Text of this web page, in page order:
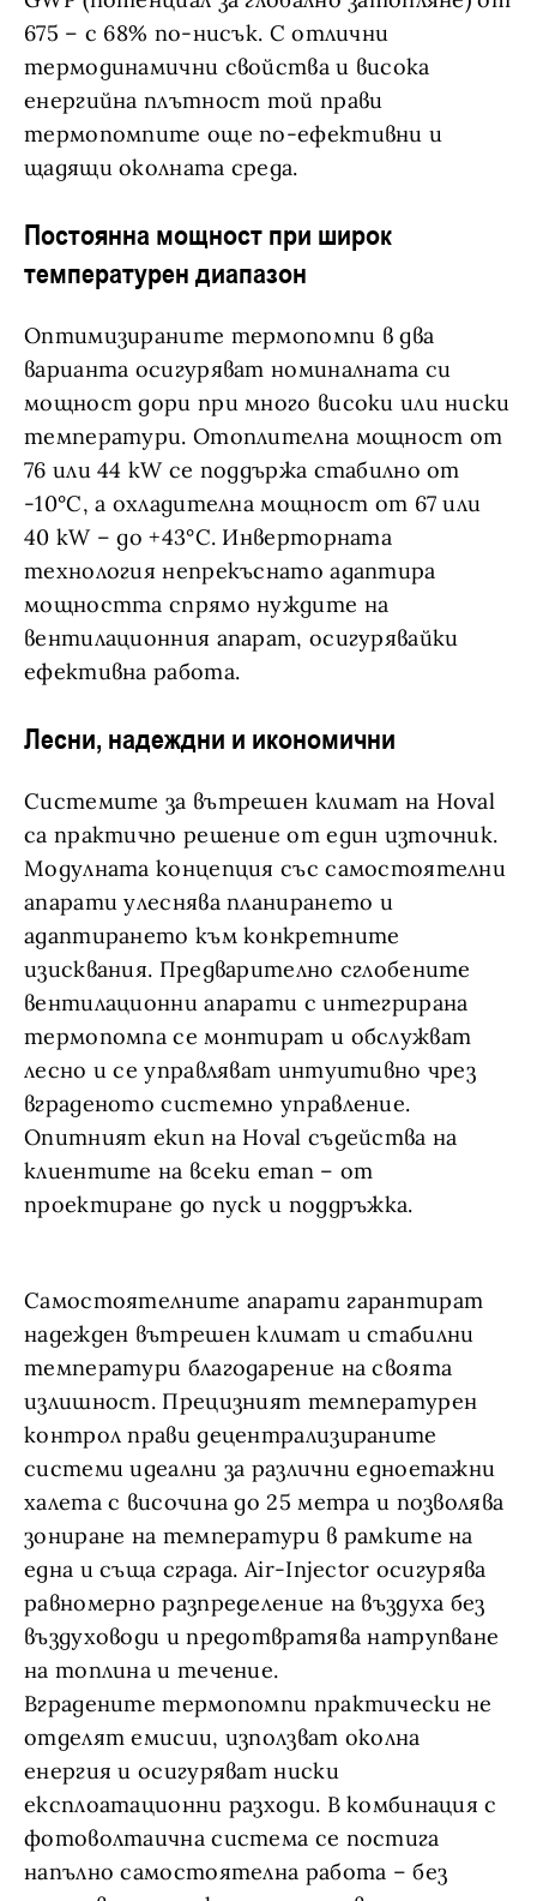
675 – с 68% по-нисък. С отлични
термодинамични свойства и висока
енергийна плътност той прави
термопомпите още по-ефективни и
щадящи околната среда.
Постоянна мощност при широк
температурен диапазон
Оптимизираните термопомпи в два
варианта осигуряват номиналната си
мощност дори при много високи или ниски
температури. Отоплителна мощност от
76 или 44 kW се поддържа стабилно от
-10°C, а охладителна мощност от 67 или
40 kW – до +43°C. Инверторната
технология непрекъснато адаптира
мощността спрямо нуждите на
вентилационния апарат, осигурявайки
ефективна работа.
Лесни, надеждни и икономични
Системите за вътрешен климат на Hoval
са практично решение от един източник.
Модулната концепция със самостоятелни
апарати улеснява планирането и
адаптирането към конкретните
изисквания. Предварително сглобените
вентилационни апарати с интегрирана
термопомпа се монтират и обслужват
лесно и се управляват интуитивно чрез
вграденото системно управление.
Опитният екип на Hoval съдейства на
клиентите на всеки етап – от
проектиране до пуск и поддръжка.
Самостоятелните апарати гарантират
надежден вътрешен климат и стабилни
температури благодарение на своята
излишност. Прецизният температурен
контрол прави децентрализираните
системи идеални за различни едноетажни
халета с височина до 25 метра и позволява
зониране на температури в рамките на
една и съща сграда. Air-Injector осигурява
равномерно разпределение на въздуха без
въздуховоди и предотвратява натрупване
на топлина и течение.
Вградените термопомпи практически не
отделят емисии, използват околна
енергия и осигуряват ниски
експлоатационни разходи. В комбинация с
фотоволтаична система се постига
напълно самостоятелна работа – без